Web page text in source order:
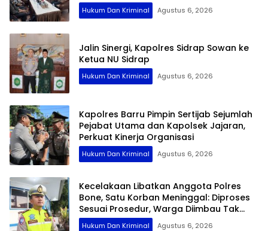
Hukum Dan Kriminal Agustus 6, 2026
Jalin Sinergi, Kapolres Sidrap Sowan ke
Ketua NU Sidrap
Hukum Dan Kriminal Agustus 6, 2026
Kapolres Barru Pimpin Sertijab Sejumlah
Pejabat Utama dan Kapolsek Jajaran,
Perkuat Kinerja Organisasi
Hukum Dan Kriminal Agustus 6, 2026
Kecelakaan Libatkan Anggota Polres
Bone, Satu Korban Meninggal: Diproses
Sesuai Prosedur, Warga Diimbau Tak
Berspekulasi
Hukum Dan Kriminal Agustus 6, 2026